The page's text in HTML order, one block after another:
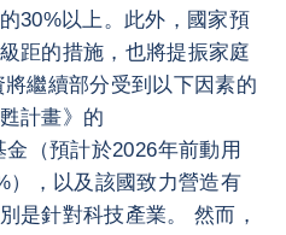
30%以上。此外，國家預
距的措施，也將提振家庭
繼續部分受到以下因素的
計畫》的
金（預計於2026年前動用
），以及該國致力營造有
是針對科技產業。 然而，